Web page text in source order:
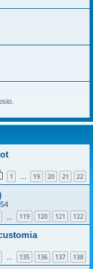
1 … 19 20 21 22
119 120 121 122
… 135 136 137 138